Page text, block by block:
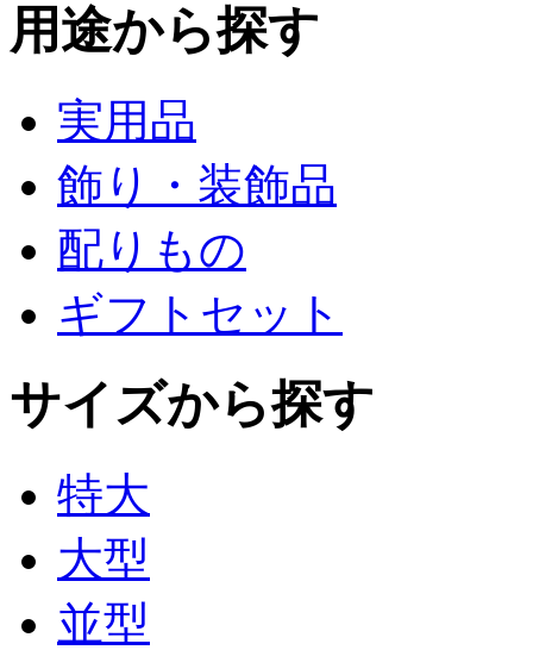
用途から探す
実用品
飾り・装飾品
配りもの
ギフトセット
サイズから探す
特大
大型
並型